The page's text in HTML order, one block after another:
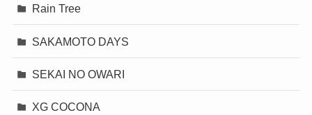
Rain Tree
SAKAMOTO DAYS
SEKAI NO OWARI
XG COCONA